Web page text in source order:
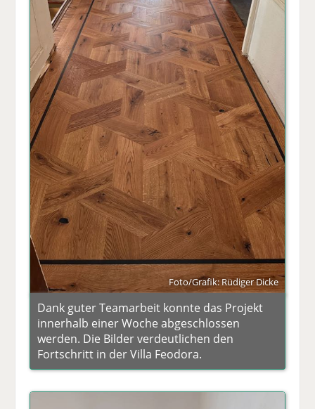
Foto/Grafik: Rüdiger Dicke
Dank guter Teamarbeit konnte das Projekt
innerhalb einer Woche abgeschlossen
werden. Die Bilder verdeutlichen den
Fortschritt in der Villa Feodora.